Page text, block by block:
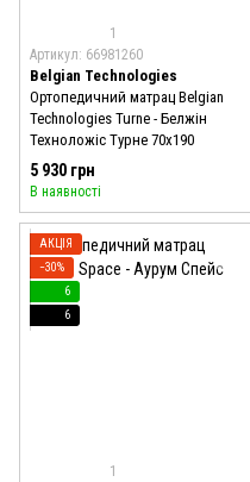
1
Артикул: 66981260
Belgian Technologies
Ортопедичний матрац Belgian
Technologies Turne - Белжін
Техноложіс Турне 70x190
5 930 грн
В наявності
АКЦІЯ
−30%
6
6
1